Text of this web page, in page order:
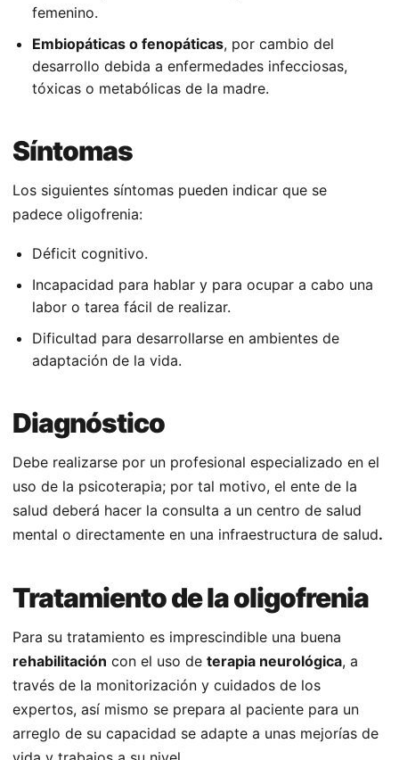
femenino.
Embiopáticas o fenopáticas, por cambio del
desarrollo debida a enfermedades infecciosas,
tóxicas o metabólicas de la madre.
Síntomas
Los siguientes síntomas pueden indicar que se
padece oligofrenia:
Déficit cognitivo.
Incapacidad para hablar y para ocupar a cabo una
labor o tarea fácil de realizar.
Dificultad para desarrollarse en ambientes de
adaptación de la vida.
Diagnóstico
Debe realizarse por un profesional especializado en el
uso de la psicoterapia; por tal motivo, el ente de la
salud deberá hacer la consulta a un centro de salud
mental o directamente en una infraestructura de salud.
Tratamiento de la oligofrenia
Para su tratamiento es imprescindible una buena
rehabilitación con el uso de terapia neurológica, a
través de la monitorización y cuidados de los
expertos, así mismo se prepara al paciente para un
arreglo de su capacidad se adapte a unas mejorías de